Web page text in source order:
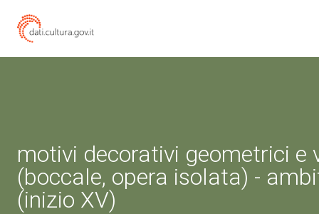
motivi decorativi geometrici e
(boccale, opera isolata) -
(inizio XV)